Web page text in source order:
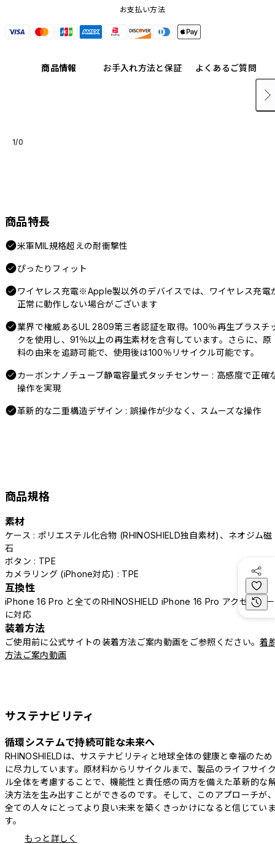
お支払い方法
商品情報 お手入れ方法と保証 よくあるご質問
1/0
商品特長
米軍MIL規格超えの耐衝撃性
ぴったりフィット
ワイヤレス充電※Apple製以外のデバイスでは、ワイヤレス充電
正常に動作しない場合がございます
業界で権威あるUL 2809第三者認証を取得。100％再生プラスチ
クを使用し、91％以上の再生素材を含有しています。さらに、原
料の由来を追跡可能で、使用後は100％リサイクル可能です。
カーボンナノチューブ静電容量式タッチセンサー : 高感度で正確
操作を実現
革新的な二重構造デザイン : 誤操作が少なく、スムーズな操作
商品規格
素材
ケース : ポリエステル化合物 (RHINOSHIELD独自素材)、ネオジム磁
石
ボタン : TPE
カメラリング (iPhone対応) : TPE
互換性
iPhone 16 Pro と全てのRHINOSHIELD iPhone 16 Pro アクセサリー
に対応
装着方法
ご使用前に公式サイトの装着方法ご案内動画をご参照ください。着
方法ご案内動画
サステナビリティ
循環システムで持続可能な未来へ
RHINOSHIELDは、サステナビリティと地球全体の健康と幸福のため
に尽力しています。原材料からリサイクルまで、製品のライフサイ
ル全体を考慮することで、機能性と責任感の両方を備えた革新的な
決方法を生み出すことができるのです。そして、このアプローチが
全ての人々にとってより良い未来を築くきっかけになると信じてい
す。
もっと詳しく